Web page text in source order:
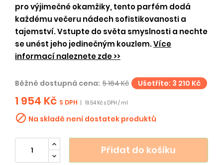
pro výjimečné okamžiky, tento parfém dodá
každému večeru nádech sofistikovanosti a
tajemství. Vstupte do světa smyslnosti a nechte
se unést jeho jedinečným kouzlem.Více
informací naleznete zde >>
Běžně dostupná cena: 5 164 Kč Ušetříte: 3 210 Kč
1 954 Kč S DPH 19.54 Kč s DPH / ml
 Na skladě není dostatek produktů
Přidat do košíku